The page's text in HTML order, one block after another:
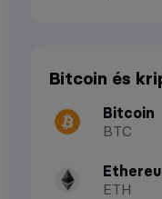
Bitcoin és
Bitcoin
BTC
ETH